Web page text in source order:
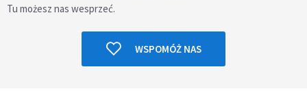
Tu możesz nas wesprzeć.
WSPOMÓŻ NAS